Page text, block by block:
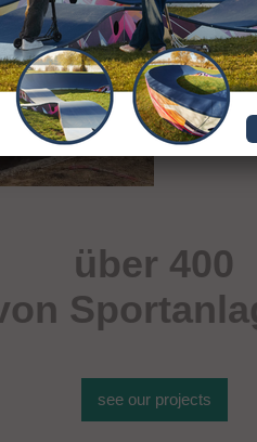
über 400
see our projects